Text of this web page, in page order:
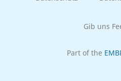
Gib uns
Part of the